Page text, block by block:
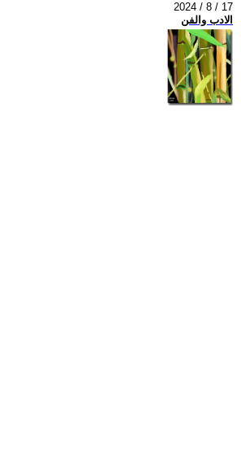
2024 / 8 / 17
الادب والفن